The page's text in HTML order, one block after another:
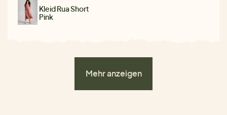
Kleid Rua Short
Pink
Mehr anzeigen